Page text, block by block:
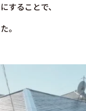
することで、
。